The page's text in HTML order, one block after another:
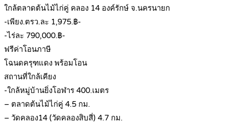
ใกล้ตลาดต้นไม้ไก่คู่ คลอง 14 องค์รักษ์ จ.นครนายก
-เพียง.ตรว.ละ 1,975.฿-
-ไร่ละ 790,000.฿-
ฟรีค่าโอนภาษี
โฉนดครุฑแดง พร้อมโอน
สถานที่ใกล้เคียง
-ใกล้หมู่บ้านยิ่งโอฬาร 400.เมตร
– ตลาดต้นไม้ไก่คู่ 4.5 กม.
– วัดคลอง14 (วัดคลองสิบสี่) 4.7 กม.